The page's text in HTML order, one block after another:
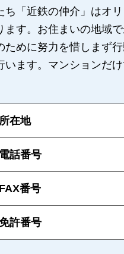
ち「近鉄の仲介」はオ
ます。お住まいの地域
ために努力を惜しまず
います。マンションだ
所在地
電話番号
FAX番号
許番号